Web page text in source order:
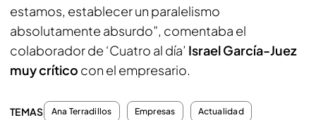
estamos, establecer un paralelismo
absolutamente absurdo”, comentaba el
colaborador de ‘Cuatro al día’ Israel García-Juez
muy crítico con el empresario.
TEMAS Ana Terradillos Empresas Actualidad